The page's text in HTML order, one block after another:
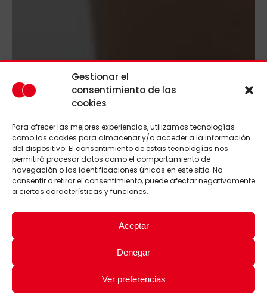
Gestionar el
consentimiento de las
cookies
Para ofrecer las mejores experiencias, utilizamos tecnologías
como las cookies para almacenar y/o acceder a la información
del dispositivo. El consentimiento de estas tecnologías nos
permitirá procesar datos como el comportamiento de
navegación o las identificaciones únicas en este sitio. No
consentir o retirar el consentimiento, puede afectar negativamente
a ciertas características y funciones.
Aceptar
Denegar
Ver preferencias